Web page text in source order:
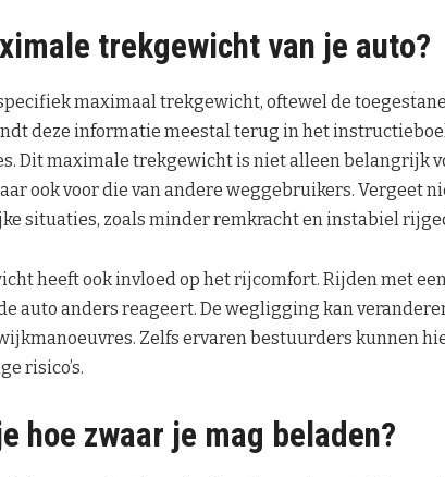
trekgewicht van je auto?
maximaal trekgewicht, oftewel de
deze informatie meestal terug in het
Dit maximale trekgewicht is niet alleen belangrijk
ook voor die van andere weggebruikers. Vergeet
situaties, zoals minder remkracht en instabiel
heeft ook invloed op het rijcomfort. Rijden met
auto anders reageert. De wegligging kan
Zelfs ervaren bestuurders kunnen
risico’s.
hoe zwaar je mag beladen?